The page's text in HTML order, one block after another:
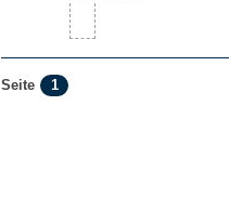
Seite 1